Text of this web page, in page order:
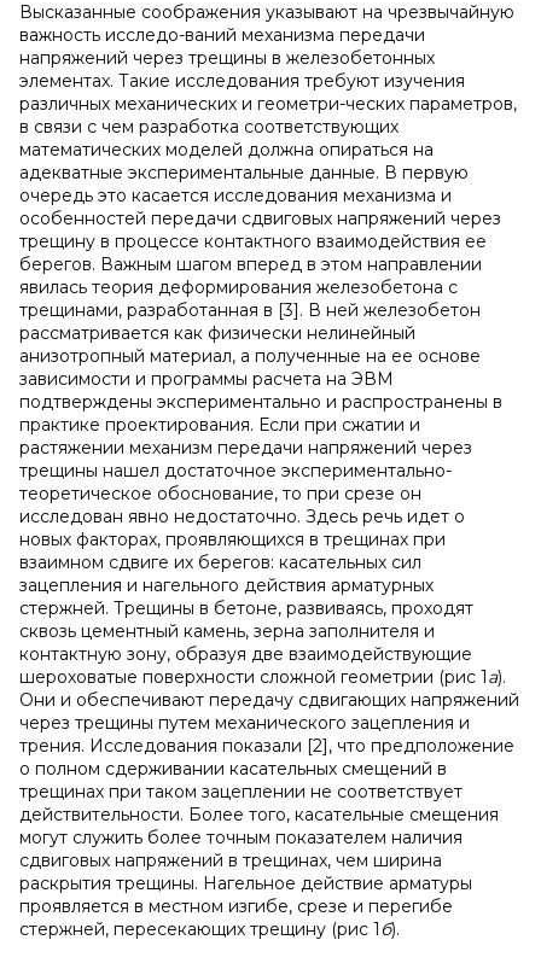
Высказанные соображения указывают на чрезвычайную
важность исследо-ваний механизма передачи
напряжений через трещины в железобетонных
элементах. Такие исследования требуют изучения
различных механических и геометри-ческих параметров,
в связи с чем разработка соответствующих
математических моделей должна опираться на
адекватные экспериментальные данные. В первую
очередь это касается исследования механизма и
особенностей передачи сдвиговых напряжений через
трещину в процессе контактного взаимодействия ее
берегов. Важным шагом вперед в этом направлении
явилась теория деформирования железобетона с
трещинами, разработанная в [3]. В ней железобетон
рассматривается как физически нелинейный
анизотропный материал, а полученные на ее основе
зависимости и программы расчета на ЭВМ
подтверждены экспериментально и распространены в
практике проектирования. Если при сжатии и
растяжении механизм передачи напряжений через
трещины нашел достаточное экспериментально-
теоретическое обоснование, то при срезе он
исследован явно недостаточно. Здесь речь идет о
новых факторах, проявляющихся в трещинах при
взаимном сдвиге их берегов: касательных сил
зацепления и нагельного действия арматурных
стержней. Трещины в бетоне, развиваясь, проходят
сквозь цементный камень, зерна заполнителя и
контактную зону, образуя две взаимодействующие
шероховатые поверхности сложной геометрии (рис 1а).
Они и обеспечивают передачу сдвигающих напряжений
через трещины путем механического зацепления и
трения. Исследования показали [2], что предположение
о полном сдерживании касательных смещений в
трещинах при таком зацеплении не соответствует
действительности. Более того, касательные смещения
могут служить более точным показателем наличия
сдвиговых напряжений в трещинах, чем ширина
раскрытия трещины. Нагельное действие арматуры
проявляется в местном изгибе, срезе и перегибе
стержней, пересекающих трещину (рис 1б).